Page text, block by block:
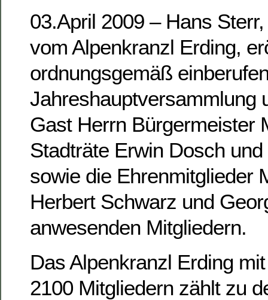
03.April 2009 – Hans
vom Alpenkranzl Erding,
ordnungsgemäß
Jahreshauptversammlung
Gast Herrn Bürgermeister
Stadträte Erwin Dosch
sowie die Ehrenmitglieder
Herbert Schwarz und
anwesenden Mitgliedern.
Das Alpenkranzl Erding
2100 Mitgliedern zählt zu